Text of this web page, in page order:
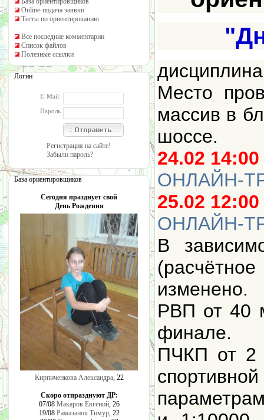
Online-подача заявки
Тесты по ориентированию
Все последние комментарии
Список файлов
Полезные ссылки
Логин
E-Mail:
Пароль
Регистрация на сайте!
Забыли пароль?
База ориентировщиков
Сегодня празднует свой
День Рождения
Кирпиченкова Александра, 22
Скоро отпразднуют ДР:
07/08 Макаров Евгений, 26
19/08 Рамазанов Тимур, 22
Место
массив в
шоссе.
24.02 14:00
ОНЛАЙН-
25.02 12:00
ОНЛАЙН-
В
изменено.
РВП от 40
финале.
ПЧКП от 2